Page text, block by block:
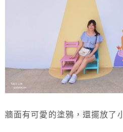
牆面有可愛的塗鴉，還擺放了